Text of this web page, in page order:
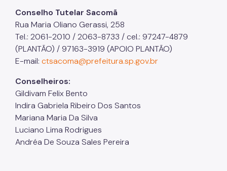
Conselho Tutelar Sacomã
Rua Maria Oliano Gerassi, 258
Tel.: 2061-2010 / 2063-8733 / cel.: 97247-4879
(PLANTÃO) / 97163-3919 (APOIO PLANTÃO)
E-mail: ctsacoma@prefeitura.sp.gov.br
Conselheiros:
Gildivam Felix Bento
Indira Gabriela Ribeiro Dos Santos
Mariana Maria Da Silva
Luciano Lima Rodrigues
Andréa De Souza Sales Pereira